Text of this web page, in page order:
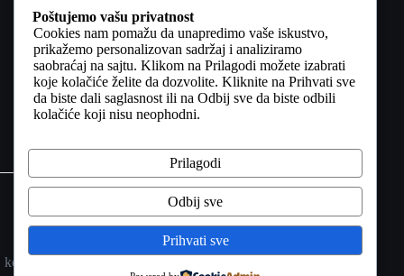
Poverenje i pravno
Uslovi korišćenja
Politika privatnosti
Politika kolačića
Kontakt
Copyright © 2026 INVENTO FASHION | Sva prava
zadržana Sav sadržaj na ovoj web stranici, uključujući
tekstove, fotografije, vizuelne materijale, video sadržaje i
grafičke elemente, zaštićen je autorskim pravima i drugim
pravima intelektualne svojine. Neovlašćeno korišćenje,
kopiranje, umnožavanje, distribucija ili objavljivanje sadržaja
Poštujemo vašu privatnost
Cookies nam pomažu da unapredimo vaše iskustvo,
prikažemo personalizovan sadržaj i analiziramo
saobraćaj na sajtu. Klikom na Prilagodi možete izabrati
koje kolačiće želite da dozvolite. Kliknite na Prihvati sve
da biste dali saglasnost ili na Odbij sve da biste odbili
kolačiće koji nisu neophodni.
Prilagodi
Odbij sve
Prihvati sve